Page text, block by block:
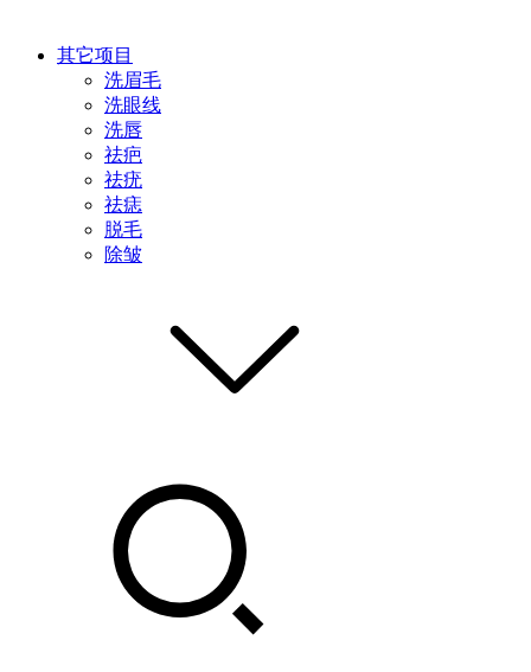
其它项目
洗眉毛
洗眼线
洗唇
祛疤
祛疣
祛痣
脱毛
除皱